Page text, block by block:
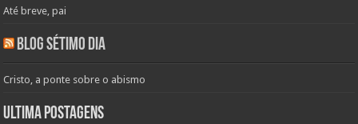
Até breve, pai
Blog Sétimo Dia
Cristo, a ponte sobre o abismo
Ultima Postagens